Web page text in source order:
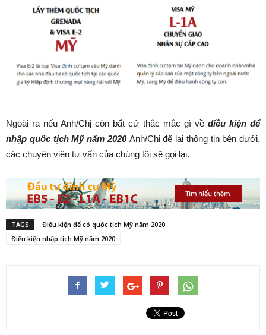
Ngoài ra nếu Anh/Chị còn bất cứ thắc mắc gì về điều kiện để
nhập quốc tịch Mỹ năm 2020 Anh/Chị để lại thông tin bên dưới,
các chuyên viên tư vấn của chúng tôi sẽ gọi lại.
TAGS
Điều kiện để có quốc tịch Mỹ năm 2020
Điều kiện nhập tịch Mỹ năm 2020